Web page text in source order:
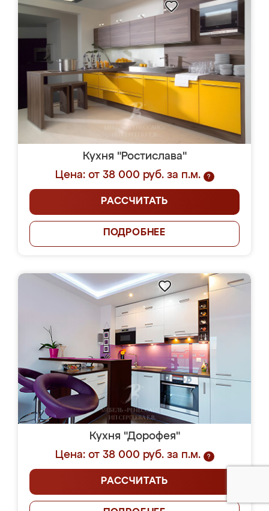
Кухня "Ростислава"
Цена: от 38 000 руб. за п.м.
?
РАССЧИТАТЬ
ПОДРОБНЕЕ
Кухня "Дорофея"
Цена: от 38 000 руб. за п.м.
?
РАССЧИТАТЬ